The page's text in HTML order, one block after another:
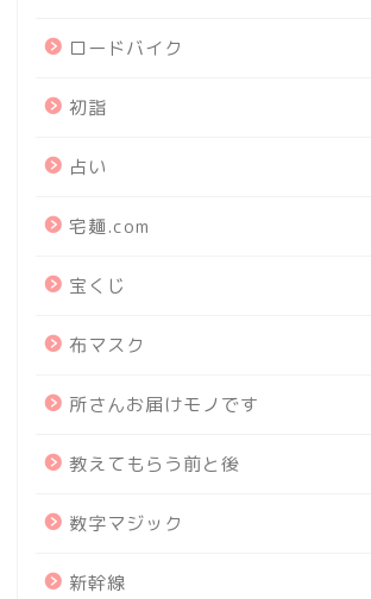
ロードバイク
初詣
占い
宅麺.com
宝くじ
布マスク
所さんお届けモノです
教えてもらう前と後
数字マジック
新幹線